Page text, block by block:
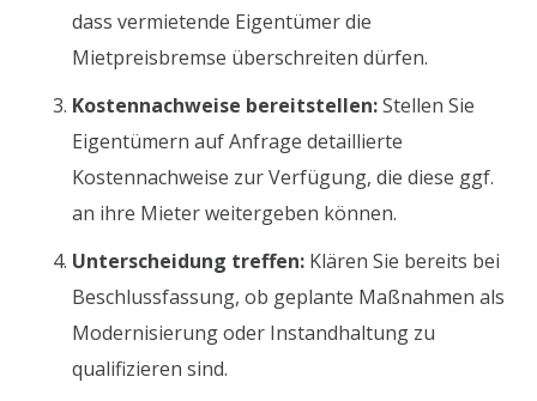
dass vermietende Eigentümer die
Mietpreisbremse überschreiten dürfen.
Kostennachweise bereitstellen:Stellen Sie
Eigentümern auf Anfrage detaillierte
Kostennachweise zur Verfügung, die diese ggf.
an ihre Mieter weitergeben können.
Unterscheidung treffen: Klären Sie bereits bei
Beschlussfassung, ob geplante Maßnahmen als
Modernisierung oder Instandhaltung zu
qualifizieren sind.